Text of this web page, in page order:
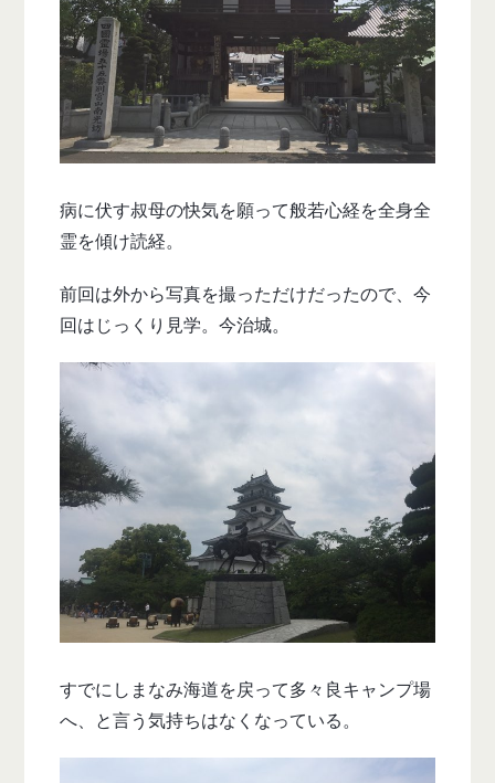
病に伏す叔母の快気を願って般若心経を全身全
霊を傾け読経。
前回は外から写真を撮っただけだったので、今
回はじっくり見学。今治城。
すでにしまなみ海道を戻って多々良キャンプ場
へ、と言う気持ちはなくなっている。